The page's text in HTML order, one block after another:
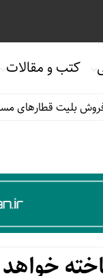
کتب و مقالات
مسافری/